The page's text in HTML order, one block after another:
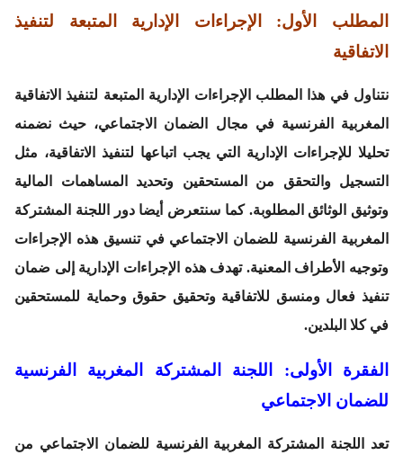
المطلب الأول: الإجراءات الإدارية المتبعة لتنفيذ
الاتفاقية
نتناول في هذا المطلب الإجراءات الإدارية المتبعة لتنفيذ الاتفاقية
المغربية الفرنسية في مجال الضمان الاجتماعي، حيث نضمنه
تحليلا للإجراءات الإدارية التي يجب اتباعها لتنفيذ الاتفاقية، مثل
التسجيل والتحقق من المستحقين وتحديد المساهمات المالية
وتوثيق الوثائق المطلوبة. كما سنتعرض أيضا دور اللجنة المشتركة
المغربية الفرنسية للضمان الاجتماعي في تنسيق هذه الإجراءات
وتوجيه الأطراف المعنية. تهدف هذه الإجراءات الإدارية إلى ضمان
تنفيذ فعال ومنسق للاتفاقية وتحقيق حقوق وحماية للمستحقين
في كلا البلدين.
الفقرة الأولى: اللجنة المشتركة المغربية الفرنسية
للضمان الاجتماعي
تعد اللجنة المشتركة المغربية الفرنسية للضمان الاجتماعي من